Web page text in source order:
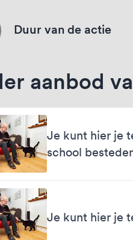
Duur van de actie
aanbod
Je kunt hier je
school
Je kunt hier je